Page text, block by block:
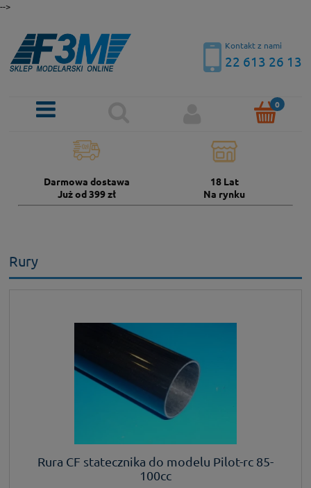
-->
Kontakt z nami
22 613 26 13
Darmowa dostawa
Już od 399 zł
18 Lat
Na rynku
Rury
Rura CF statecznika do modelu Pilot-rc 85-
100cc